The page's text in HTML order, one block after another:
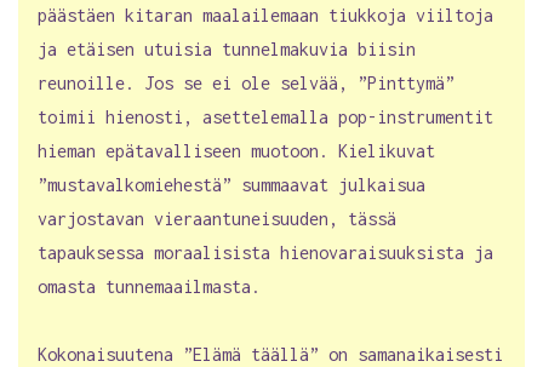
päästäen kitaran maalailemaan tiukkoja viiltoja
ja etäisen utuisia tunnelmakuvia biisin
reunoille. Jos se ei ole selvää, ”Pinttymä”
toimii hienosti, asettelemalla pop-instrumentit
hieman epätavalliseen muotoon. Kielikuvat
”mustavalkomiehestä” summaavat julkaisua
varjostavan vieraantuneisuuden, tässä
tapauksessa moraalisista hienovaraisuuksista ja
omasta tunnemaailmasta.
Kokonaisuutena ”Elämä täällä” on samanaikaisesti